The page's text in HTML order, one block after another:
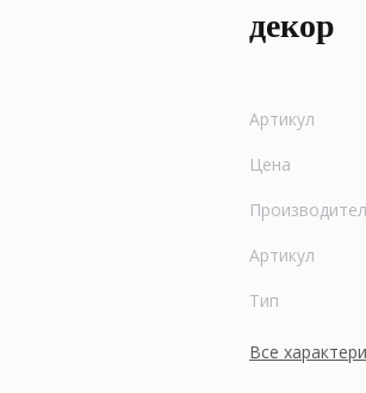
декор
Артикул
Цена
Артикул
Тип
Все